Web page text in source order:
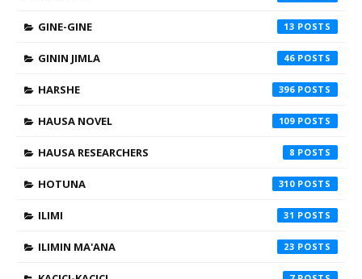
GINE-GINE 13
GININ JIMLA 46
HARSHE 396
HAUSA NOVEL 109
HAUSA RESEARCHERS 8
HOTUNA 310
ILIMI 31
ILIMIN MA'ANA 23